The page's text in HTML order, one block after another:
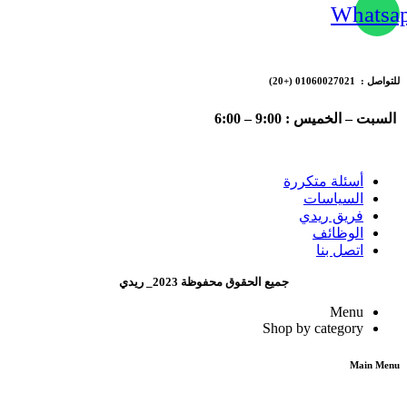
للتواصل : 01060027021 (+20)
السبت – الخميس : 9:00 – 6:00
أسئلة متكررة
السياسات
فريق ريدي
الوظائف
اتصل بنا
جميع الحقوق محفوظة 2023_ ريدي
Menu
Shop by category
Main Menu